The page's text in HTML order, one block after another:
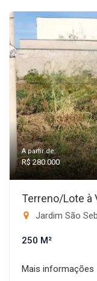
A partir de:
R$ 280.000
Terreno/Lote à
Jardim São
250 M²
Mais informações